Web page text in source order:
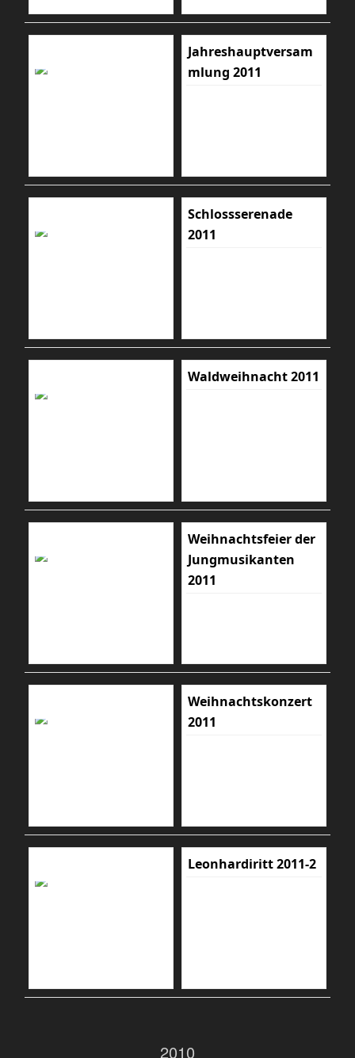
Jahreshauptversam
mlung 2011
Schlossserenade
2011
Waldweihnacht 2011
Weihnachtsfeier der
Jungmusikanten
2011
Weihnachtskonzert
2011
Leonhardiritt 2011-2
2010